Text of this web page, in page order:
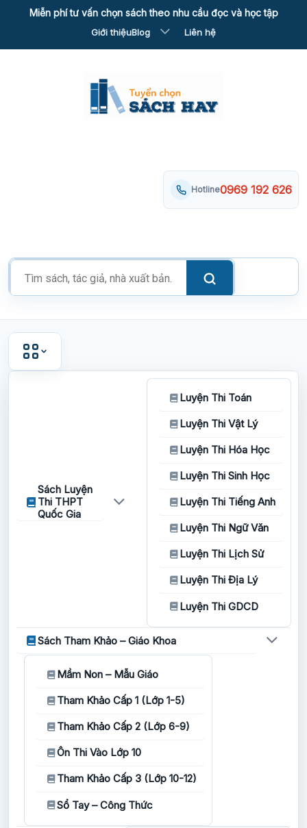
Miễn phí tư vấn chọn sách theo nhu cầu đọc và học tập
Giới thiệuBlog Liên hệ
Tìm
kiếm
phẩm
Hotline0969 192 626
Sách Luyện
Thi THPT
Quốc Gia
Luyện Thi Toán
Luyện Thi Vật Lý
Luyện Thi Hóa Học
Luyện Thi Sinh Học
Luyện Thi Tiếng Anh
Luyện Thi Ngữ Văn
Luyện Thi Lịch Sử
Luyện Thi Địa Lý
Luyện Thi GDCD
Sách Tham Khảo – Giáo Khoa
Mầm Non – Mẫu Giáo
Tham Khảo Cấp 1 (Lớp 1-5)
Tham Khảo Cấp 2 (Lớp 6-9)
Ôn Thi Vào Lớp 10
Tham Khảo Cấp 3 (Lớp 10-12)
Sổ Tay – Công Thức